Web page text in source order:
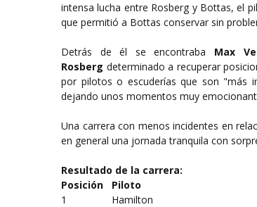
intensa lucha entre Rosberg y Bottas, el
que permitió a Bottas conservar sin
Detrás de él se encontraba Max
Rosberg determinado a recuperar
por pilotos o escuderías que son "más
dejando unos momentos muy
Una carrera con menos incidentes en
en general una jornada tranquila con
Resultado de la carrera:
Posición
Piloto
1
Hamilton